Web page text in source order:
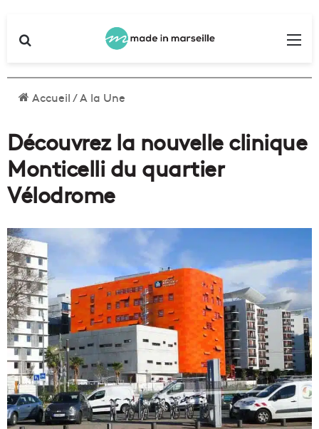
Accueil/A la Une
Découvrez la nouvelle clinique
Monticelli du quartier
Vélodrome